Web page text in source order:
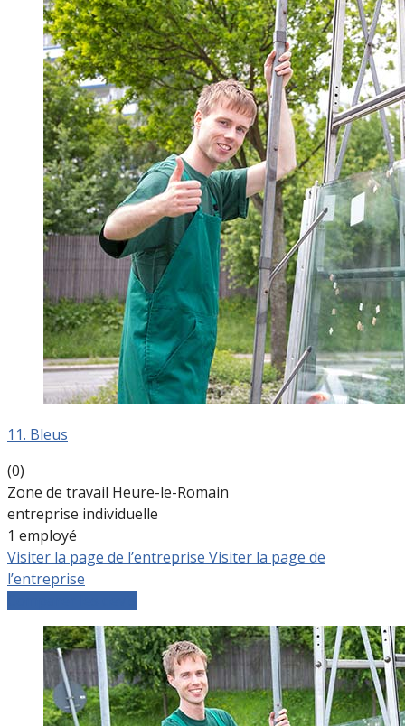
11. Bleus
(0)
Zone de travail Heure-le-Romain
entreprise individuelle
1 employé
Visiter la page de l’entreprise Visiter la page de
l’entreprise